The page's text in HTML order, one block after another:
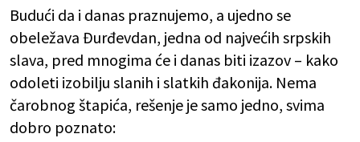
Budući da i danas praznujemo, a ujedno se
obeležava Đurđevdan, jedna od najvećih srpskih
slava, pred mnogima će i danas biti izazov – kako
odoleti izobilju slanih i slatkih đakonija. Nema
čarobnog štapića, rešenje je samo jedno, svima
dobro poznato: